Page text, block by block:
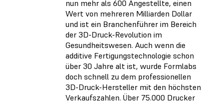
nun mehr als 600 Angestellte, einen
Wert von mehreren Milliarden Dollar
und ist ein Branchenführer im Bereich
der 3D-Druck-Revolution im
Gesundheitswesen. Auch wenn die
additive Fertigungstechnologie schon
über 30 Jahre alt ist, wurde Formlabs
doch schnell zu dem professionellen
3D-Druck-Hersteller mit den höchsten
Verkaufszahlen. Über 75.000 Drucker